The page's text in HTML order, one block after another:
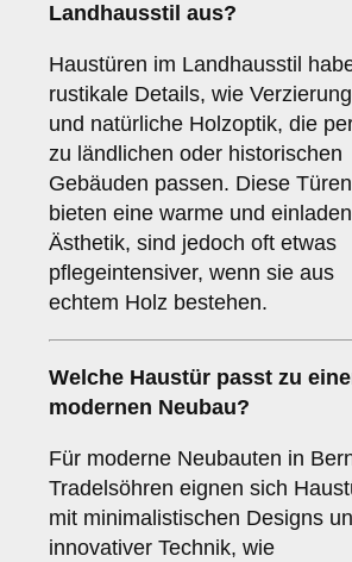
Landhausstil aus?
Haustüren im Landhausstil
rustikale Details, wie
und natürliche Holzoptik, die
zu ländlichen oder historischen
Gebäuden passen. Diese Türen
bieten eine warme und
Ästhetik, sind jedoch oft etwas
pflegeintensiver, wenn sie aus
echtem Holz bestehen.
Welche Haustür passt zu
modernen Neubau?
Für moderne Neubauten in
Tradelsöhren eignen sich
mit minimalistischen Designs
innovativer Technik, wie